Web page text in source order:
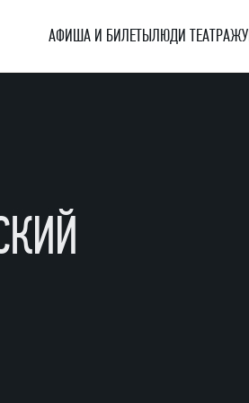
АФИША И БИЛЕТЫЛЮДИ ТЕАТРА